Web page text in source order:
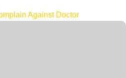
Against Doctor